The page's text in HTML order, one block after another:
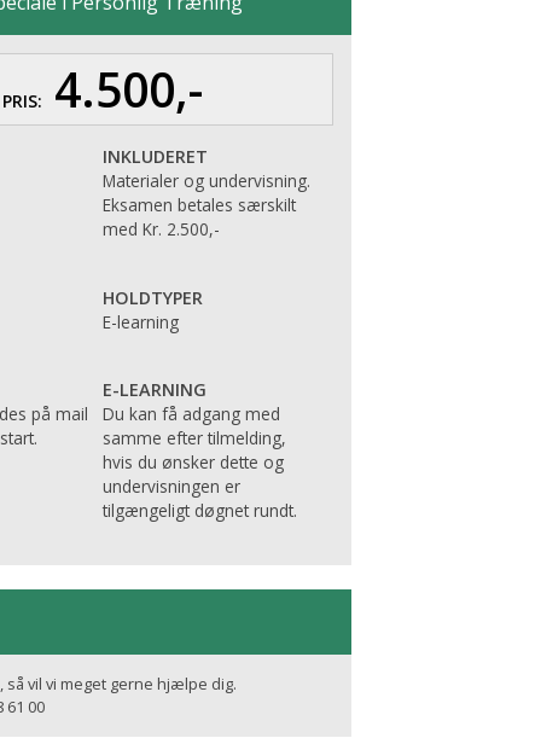
PRIS: 4.500,-
INKLUDERET
Materialer og undervisning.
Eksamen betales særskilt
med Kr. 2.500,-
HOLDTYPER
E-learning
på mail
E-LEARNING
Du kan få adgang med
samme efter tilmelding,
hvis du ønsker dette og
undervisningen er
tilgængeligt døgnet rundt.
så vil vi meget gerne hjælpe dig.
61 00